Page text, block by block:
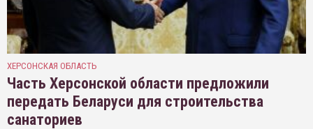
ХЕРСОНСКАЯ ОБЛАСТЬ
Часть Херсонской области предложили
передать Беларуси для строительства
санаториев